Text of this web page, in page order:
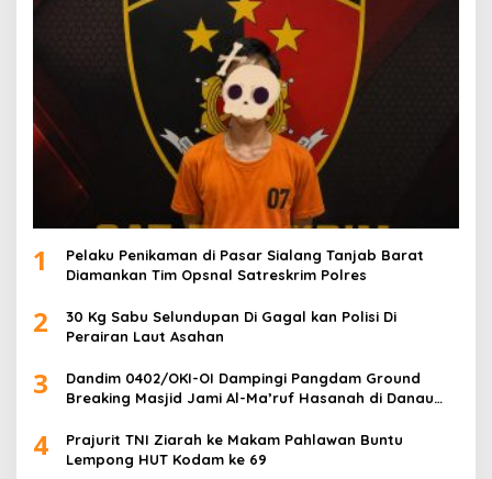
1
Pelaku Penikaman di Pasar Sialang Tanjab Barat
Diamankan Tim Opsnal Satreskrim Polres
2
30 Kg Sabu Selundupan Di Gagal kan Polisi Di
Perairan Laut Asahan
3
Dandim 0402/OKI-OI Dampingi Pangdam Ground
Breaking Masjid Jami Al-Ma’ruf Hasanah di Danau
4
Prajurit TNI Ziarah ke Makam Pahlawan Buntu
Lempong HUT Kodam ke 69